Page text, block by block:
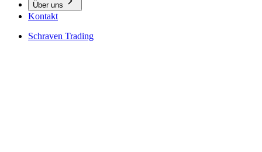
Über uns
Kontakt
Schraven Trading